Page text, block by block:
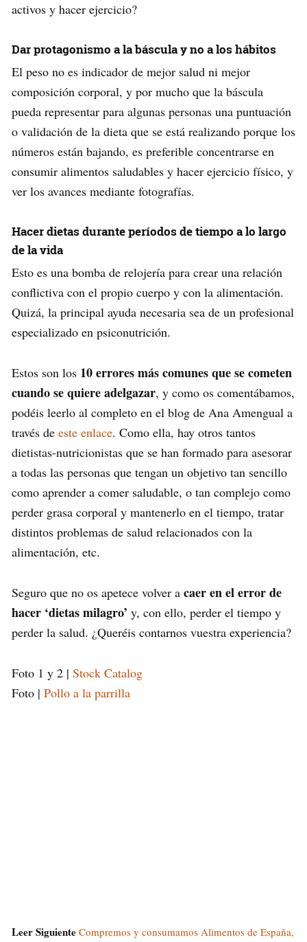
activos y hacer ejercicio?
Dar protagonismo a la báscula y no a los hábitos
El peso no es indicador de mejor salud ni mejor
composición corporal, y por mucho que la báscula
pueda representar para algunas personas una puntuación
o validación de la dieta que se está realizando porque los
números están bajando, es preferible concentrarse en
consumir alimentos saludables y hacer ejercicio físico, y
ver los avances mediante fotografías.
Hacer dietas durante períodos de tiempo a lo largo
de la vida
Esto es una bomba de relojería para crear una relación
conflictiva con el propio cuerpo y con la alimentación.
Quizá, la principal ayuda necesaria sea de un profesional
especializado en psiconutrición.
Estos son los 10 errores más comunes que se cometen
cuando se quiere adelgazar, y como os comentábamos,
podéis leerlo al completo en el blog de Ana Amengual a
través de este enlace. Como ella, hay otros tantos
dietistas-nutricionistas que se han formado para asesorar
a todas las personas que tengan un objetivo tan sencillo
como aprender a comer saludable, o tan complejo como
perder grasa corporal y mantenerlo en el tiempo, tratar
distintos problemas de salud relacionados con la
alimentación, etc.
Seguro que no os apetece volver a caer en el error de
hacer ‘dietas milagro’ y, con ello, perder el tiempo y
perder la salud. ¿Queréis contarnos vuestra experiencia?
Foto 1 y 2 | Stock Catalog
Foto | Pollo a la parrilla
Leer Siguiente Compremos y consumamos Alimentos de España,